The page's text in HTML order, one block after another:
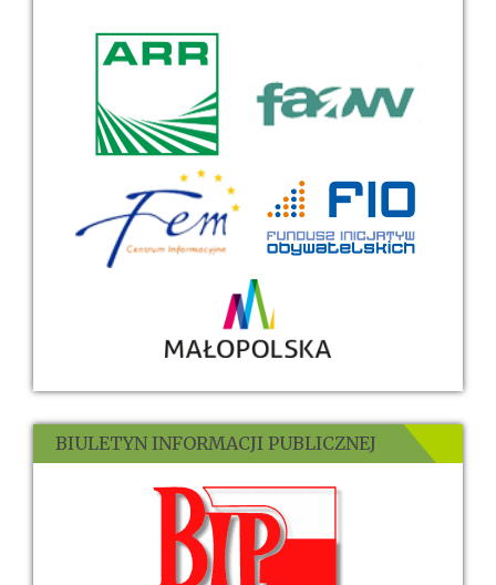
BIULETYN INFORMACJI PUBLICZNEJ